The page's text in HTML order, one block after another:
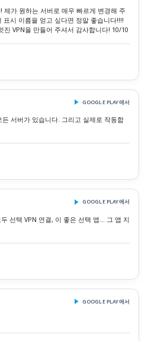
제가 원하는 서버로 매우 빠르게 변경해 주
시 이름을 얻고 싶다면 정말 좋습니다!!!!
진 VPN을 만들어 주셔서 감사합니다! 10/10
GOOGLE PLAY에서
서버가 있습니다. 그리고 실제로 작동합
GOOGLE PLAY에서
선택 VPN 연결, 이 좋은 선택 앱... 그 앱 지
GOOGLE PLAY에서